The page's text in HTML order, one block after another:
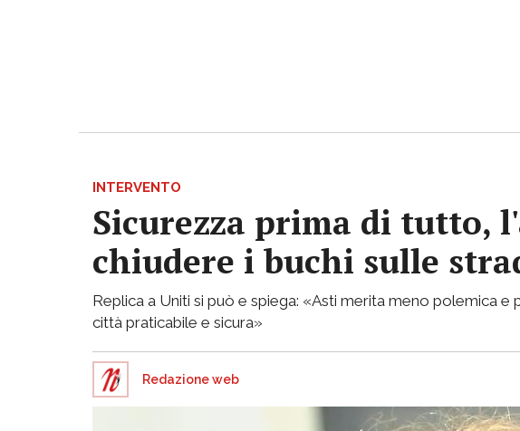
INTERVENTO
Sicurezza prima di tutto,
chiudere i buchi sulle
Replica a Uniti si può e spiega: «Asti merita meno polemica
città praticabile e sicura»
Redazione web